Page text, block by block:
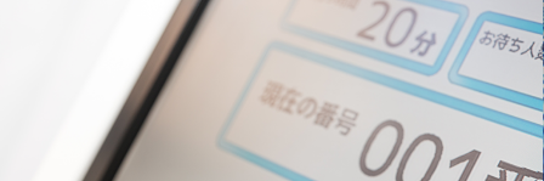
医療機器・事務機器
集患のコツ セミナー